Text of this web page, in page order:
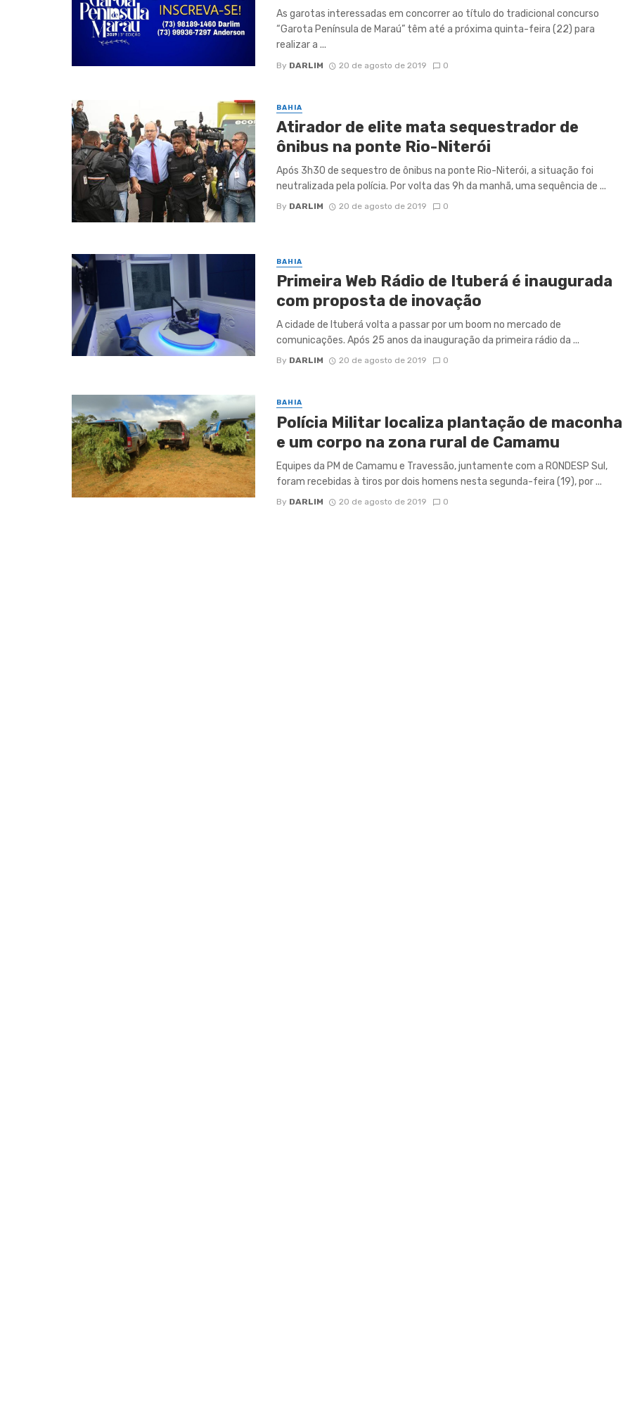
As garotas interessadas em concorrer ao título do tradicional concurso
“Garota Península de Maraú” têm até a próxima quinta-feira (22) para
realizar a ...
By DARLIM 20 de agosto de 2019 0
BAHIA
Atirador de elite mata sequestrador de
ônibus na ponte Rio-Niterói
Após 3h30 de sequestro de ônibus na ponte Rio-Niterói, a situação foi
neutralizada pela polícia. Por volta das 9h da manhã, uma sequência de ...
By DARLIM 20 de agosto de 2019 0
BAHIA
Primeira Web Rádio de Ituberá é inaugurada
com proposta de inovação
A cidade de Ituberá volta a passar por um boom no mercado de
comunicações. Após 25 anos da inauguração da primeira rádio da ...
By DARLIM 20 de agosto de 2019 0
BAHIA
Polícia Militar localiza plantação de maconha
e um corpo na zona rural de Camamu
Equipes da PM de Camamu e Travessão, juntamente com a RONDESP Sul,
foram recebidas à tiros por dois homens nesta segunda-feira (19), por ...
By DARLIM 20 de agosto de 2019 0